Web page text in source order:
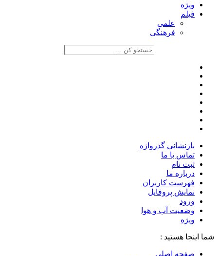
ویژه
فیلم
علمی
فرهنگی
بازنشانی گذرواژه
تماس با ما
ثبت نام
درباره ما
فهرست کاربران
نمایش پروفایل
ورود
وضعیت آب و هوا
ویژه
شما اینجا هستید :
صفحه اصلی